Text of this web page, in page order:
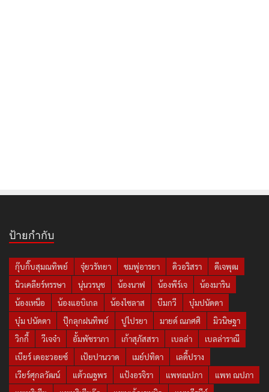
ป้ายกำกับ
กุ๊บกิ๊บสุมณทิพย์ จุ๋ยวรัทยา ชมพู่อารยา ดิวอริสรา
ดีเจพุฒ
นิวเคลียร์หรรษา
นุ่นวรนุช น้องนาฟ น้องพีร์เจ
น้องมาริน
น้องเหนือ
น้องแอบิเกล น้องไซลาส บีมกวี
บุ๋มปนัดดา
บุ๋ม ปนัดดา
ปุ๊กลุกฝนทิพย์ ปูไปรยา มายด์ ณภศศิ
มิวนิษฐา
วิกกี้
วีเจจ๋า อั้มพัชราภา เก้าสุภัสสรา เบลล่า
เบลล่าราณี
เบียร์ เดอะวอยซ์
เป้ยปานวาด เมย์ปทิดา
เลดี้ปราง
เวียร์ศุกลวัฒน์
แต้วณฐพร แป้งอรจิรา แพทณปภา
แพท ณปภา